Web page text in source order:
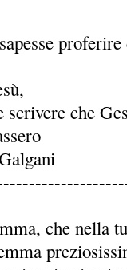
scrivere che
che nella